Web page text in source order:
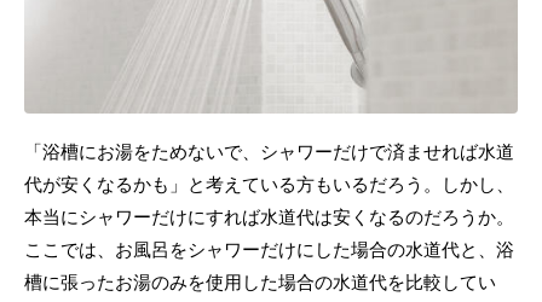
「浴槽にお湯をためないで、シャワーだけで済ませれば水道
代が安くなるかも」と考えている方もいるだろう。しかし、
本当にシャワーだけにすれば水道代は安くなるのだろうか。
ここでは、お風呂をシャワーだけにした場合の水道代と、浴
槽に張ったお湯のみを使用した場合の水道代を比較してい